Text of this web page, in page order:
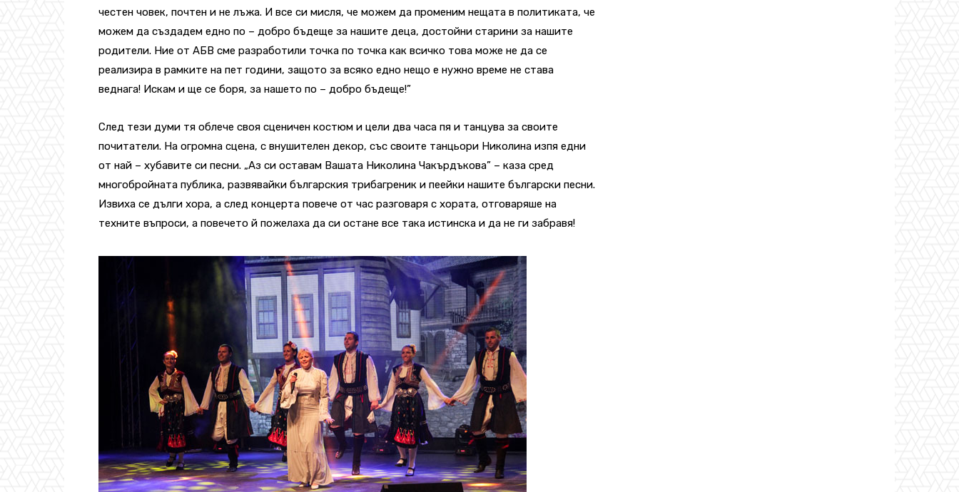
честен човек, почтен и не лъжа. И все си мисля, че можем да променим нещата в политиката, че
можем да създадем едно по – добро бъдеще за нашите деца, достойни старини за нашите
родители. Ние от АБВ сме разработили точка по точка как всичко това може не да се
реализира в рамките на пет години, защото за всяко едно нещо е нужно време не става
веднага! Искам и ще се боря, за нашето по – добро бъдеще!”
След тези думи тя облече своя сценичен костюм и цели два часа пя и танцува за своите
почитатели. На огромна сцена, с внушителен декор, със своите танцьори Николина изпя едни
от най – хубавите си песни. „Аз си оставам Вашата Николина Чакърдъкова” – каза сред
многобройната публика, развявайки българския трибагреник и пеейки нашите български песни.
Извиха се дълги хора, а след концерта повече от час разговаря с хората, отговаряше на
техните въпроси, а повечето й пожелаха да си остане все така истинска и да не ги забравя!